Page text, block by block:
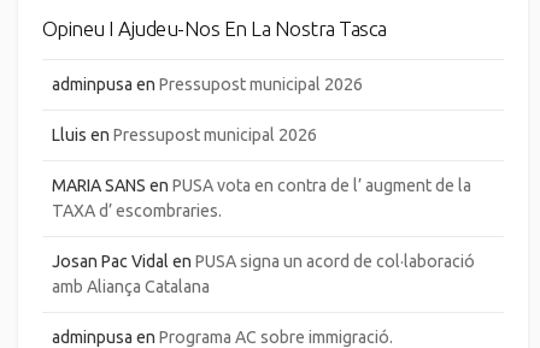
Opineu I Ajudeu-Nos En La Nostra Tasca
adminpusa en Pressupost municipal 2026
Lluis en Pressupost municipal 2026
MARIA SANS en PUSA vota en contra de l’ augment de la
TAXA d’ escombraries.
Josan Pac Vidal en PUSA signa un acord de col·laboració
amb Aliança Catalana
adminpusa en Programa AC sobre immigració.